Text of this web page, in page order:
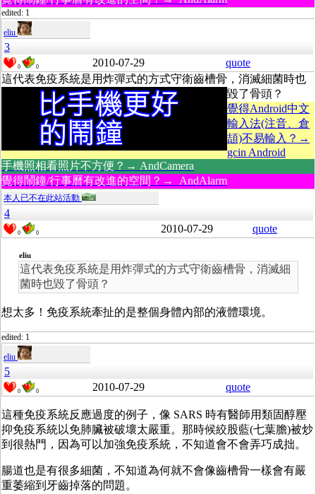
edited: 1
eliu
3
0 0 2010-07-29
quote
這代表免疫系統是用炸彈式的方式守衛齒槽骨，消滅細菌時也
毀了骨頭？
覺得Android中文
輸入法(注音、倉
頡)不易輸入？→
gcin Android
手機照相看照片不方便？→ AndCamera
覺得鬧鐘/行事曆有改進的空間？→ AndAlarm
本人已不在此站活動
4
0 0 2010-07-29 quote
eliu
這代表免疫系統是用炸彈式的方式守衛齒槽骨，消滅細
菌時也毀了骨頭？
想太多！免疫系統牽扯的是整個身體內部的液體環境。
edited: 1
eliu
5
0 0 2010-07-29 quote
這種免疫系統反應過度的例子，像 SARS 時有醫師用類固醇壓
抑免疫系統以免肺臟被破壞太嚴重。那時候絞股藍(七葉膽)被炒
到很熱門，因為可以加強免疫系統，不知道會不會弄巧成拙。
腸道也是有很多細菌，不知道為何就不會像齒槽骨一樣會有嚴
重萎縮到牙齒掉落的問題。